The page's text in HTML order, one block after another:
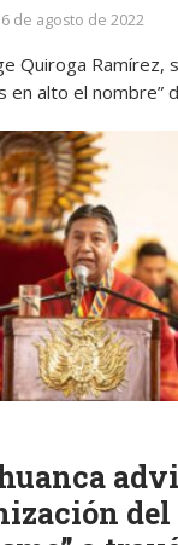
6 de agosto de 2022
Quiroga Ramírez,
en alto el nombre”
del